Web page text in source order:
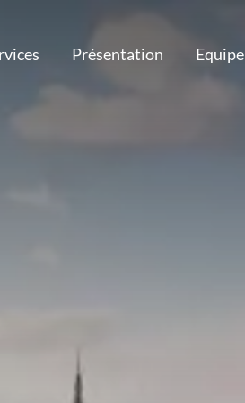
Présentation Equipe